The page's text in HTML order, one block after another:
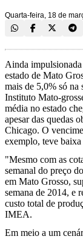
Quarta-feira, 18 de
Ainda
estado de Mato
mais de 5,0% só na
Instituto Mato-
média no estado
apesar das quedas
Chicago. O
exemplo, teve
"Mesmo com as
semanal do preço
em Mato Grosso,
semana de 2014, e
custo total de
IMEA.
Em meio a um